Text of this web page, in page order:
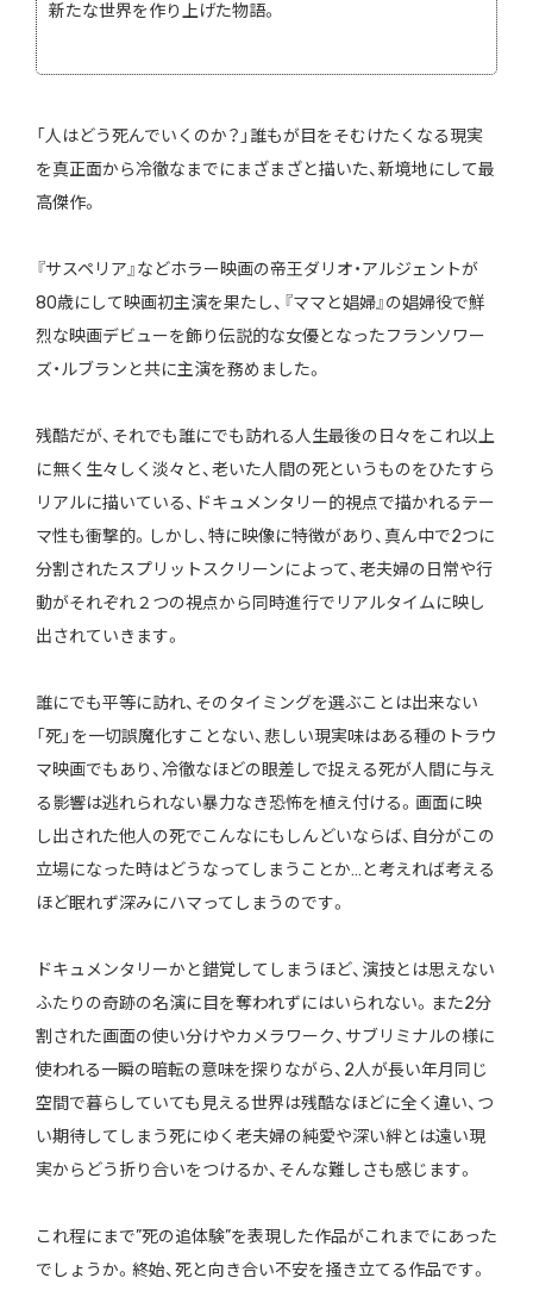
新たな世界を作り上げた物語。
「人はどう死んでいくのか？」誰もが目をそむけたくなる現実
を真正面から冷徹なまでにまざまざと描いた、新境地にして最
高傑作。
『サスペリア』などホラー映画の帝王ダリオ・アルジェントが
80歳にして映画初主演を果たし、『ママと娼婦』の娼婦役で鮮
烈な映画デビューを飾り伝説的な女優となったフランソワー
ズ・ルブランと共に主演を務めました。
残酷だが、それでも誰にでも訪れる人生最後の日々をこれ以上
に無く生々しく淡々と、老いた人間の死というものをひたすら
リアルに描いている、ドキュメンタリー的視点で描かれるテー
マ性も衝撃的。しかし、特に映像に特徴があり、真ん中で2つに
分割されたスプリットスクリーンによって、老夫婦の日常や行
動がそれぞれ２つの視点から同時進行でリアルタイムに映し
出されていきます。
誰にでも平等に訪れ、そのタイミングを選ぶことは出来ない
「死」を一切誤魔化すことない、悲しい現実味はある種のトラウ
マ映画でもあり、冷徹なほどの眼差しで捉える死が人間に与え
る影響は逃れられない暴力なき恐怖を植え付ける。画面に映
し出された他人の死でこんなにもしんどいならば、自分がこの
立場になった時はどうなってしまうことか…と考えれば考える
ほど眠れず深みにハマってしまうのです。
ドキュメンタリーかと錯覚してしまうほど、演技とは思えない
ふたりの奇跡の名演に目を奪われずにはいられない。また2分
割された画面の使い分けやカメラワーク、サブリミナルの様に
使われる一瞬の暗転の意味を探りながら、2人が長い年月同じ
空間で暮らしていても見える世界は残酷なほどに全く違い、つ
い期待してしまう死にゆく老夫婦の純愛や深い絆とは遠い現
実からどう折り合いをつけるか、そんな難しさも感じます。
これ程にまで”死の追体験”を表現した作品がこれまでにあった
でしょうか。終始、死と向き合い不安を掻き立てる作品です。